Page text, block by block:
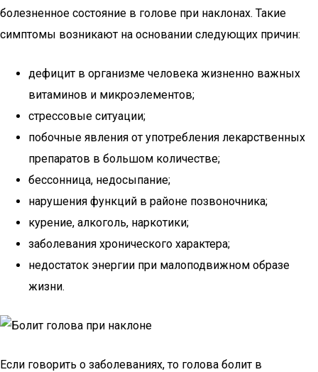
болезненное состояние в голове при наклонах. Такие
симптомы возникают на основании следующих причин:
дефицит в организме человека жизненно важных
витаминов и микроэлементов;
стрессовые ситуации;
побочные явления от употребления лекарственных
препаратов в большом количестве;
бессонница, недосыпание;
нарушения функций в районе позвоночника;
курение, алкоголь, наркотики;
заболевания хронического характера;
недостаток энергии при малоподвижном образе
жизни.
Если говорить о заболеваниях, то голова болит в